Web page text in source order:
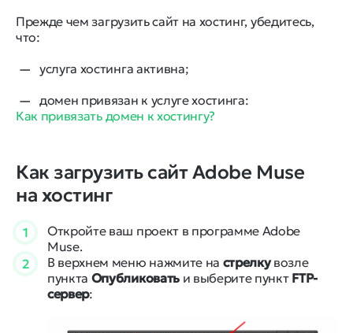
Прежде чем загрузить сайт на хостинг, убедитесь,
что:
услуга хостинга активна;
домен привязан к услуге хостинга:
Как привязать домен к хостингу?
Как загрузить сайт Adobe Muse
на хостинг
1
Откройте ваш проект в программе Adobe
Muse.
2
В верхнем меню нажмите на стрелкувозле
пункта Опубликоватьи выберите пункт FTP-
сервер: